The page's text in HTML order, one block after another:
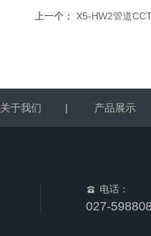
上一个： X5-HW2管道
关于我们 | 产品展示
电话：
027-